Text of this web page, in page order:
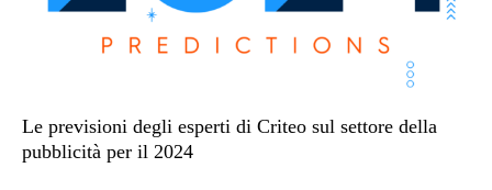
Le previsioni degli esperti di Criteo sul settore della
pubblicità per il 2024